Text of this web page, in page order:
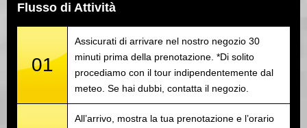
Flusso di Attività
01
Assicurati di arrivare nel nostro negozio 30
minuti prima della prenotazione. *Di solito
procediamo con il tour indipendentemente dal
meteo. Se hai dubbi, contatta il negozio.
All’arrivo, mostra la tua prenotazione e l’orario